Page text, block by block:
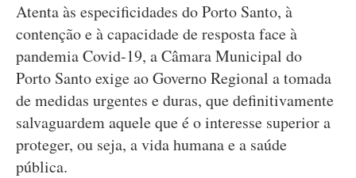
Atenta às especificidades do Porto Santo, à
contenção e à capacidade de resposta face à
pandemia Covid-19, a Câmara Municipal do
Porto Santo exige ao Governo Regional a tomada
de medidas urgentes e duras, que definitivamente
salvaguardem aquele que é o interesse superior a
proteger, ou seja, a vida humana e a saúde
pública.